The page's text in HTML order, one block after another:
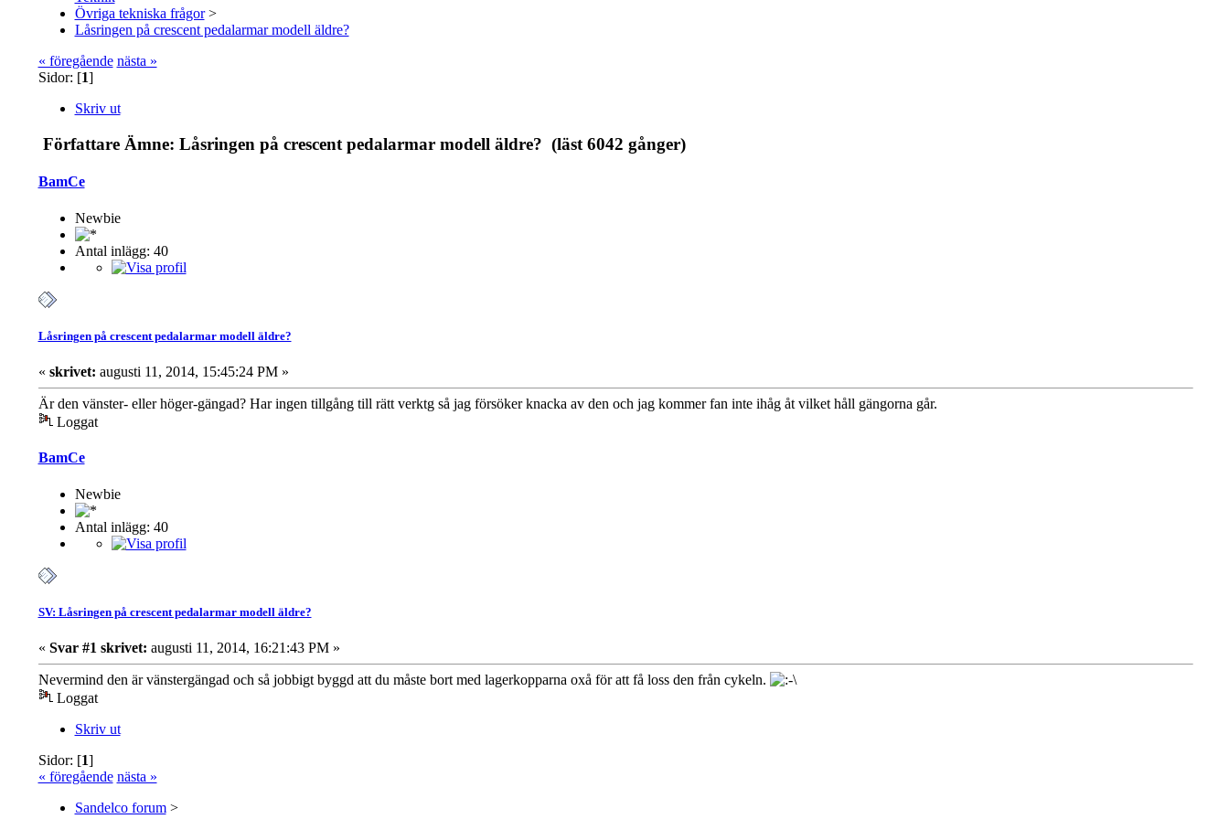
Övriga tekniska frågor>
Låsringen på crescent pedalarmar modell äldre?
« föregående nästa »
Sidor: [1]
Skriv ut
Författare Ämne: Låsringen på crescent pedalarmar modell äldre? (läst 6042 gånger)
BamCe
Newbie
Antal inlägg: 40
Låsringen på crescent pedalarmar modell äldre?
« skrivet: augusti 11, 2014, 15:45:24 PM »
Är den vänster- eller höger-gängad? Har ingen tillgång till rätt verktg så jag försöker knacka av den och jag kommer fan inte ihåg åt vilket håll gängorna går.
Loggat
BamCe
Newbie
Antal inlägg: 40
SV: Låsringen på crescent pedalarmar modell äldre?
« Svar #1 skrivet: augusti 11, 2014, 16:21:43 PM »
Nevermind den är vänstergängad och så jobbigt byggd att du måste bort med lagerkopparna oxå för att få loss den från cykeln.
Loggat
Skriv ut
Sidor: [1]
« föregående nästa »
Sandelco forum>